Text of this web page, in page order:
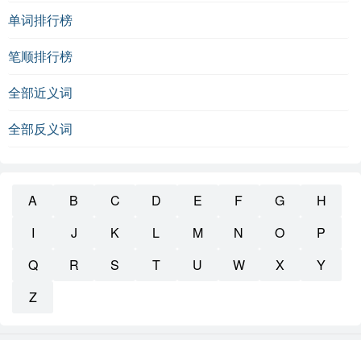
单词排行榜
笔顺排行榜
全部近义词
全部反义词
A B C D E F G
H
I
J K L M N O
P
Q
R S T U W X
Y
Z